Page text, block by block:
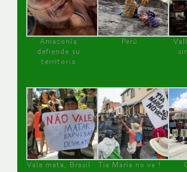
Amazonía
defiende su
territorio
Perú
Vale mata, Brasil
Tía María no va !